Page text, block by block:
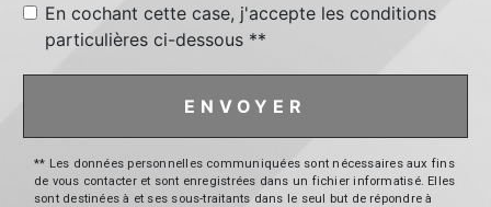
En cochant cette case, j'accepte les conditions
particulières ci-dessous **
ENVOYER
** Les données personnelles communiquées sont nécessaires aux fins
de vous contacter et sont enregistrées dans un fichier informatisé. Elles
sont destinées à et ses sous-traitants dans le seul but de répondre à